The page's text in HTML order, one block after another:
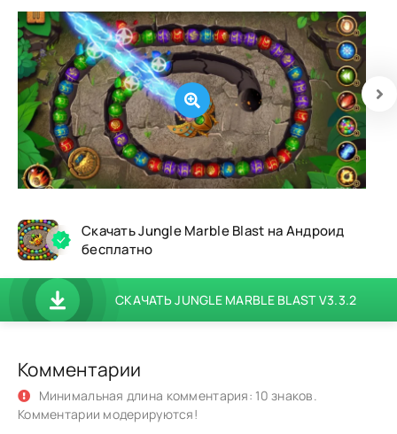
Скачать Jungle Marble Blast на Андроид
бесплатно
СКАЧАТЬ JUNGLE MARBLE BLAST V3.3.2
Комментарии
Минимальная длина комментария: 10 знаков.
Комментарии модерируются!